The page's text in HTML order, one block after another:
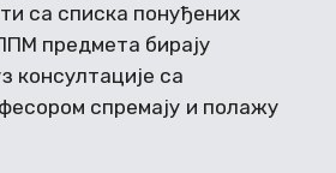
са списка понуђених
предмета бирају
консултације са
спремају и полажу